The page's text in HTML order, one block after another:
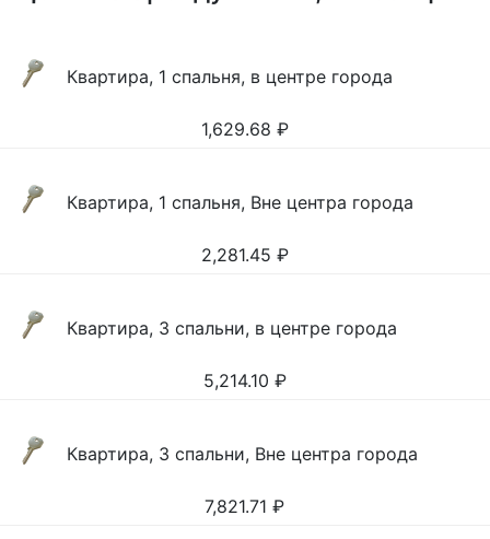
Квартира, 1 спальня, в центре города
1,629.68 ₽
Квартира, 1 спальня, Вне центра города
2,281.45 ₽
Квартира, 3 спальни, в центре города
5,214.10 ₽
Квартира, 3 спальни, Вне центра города
7,821.71 ₽